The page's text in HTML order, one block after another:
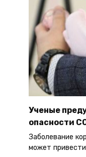
Ученые
опасности
Заболевание
может привести